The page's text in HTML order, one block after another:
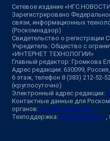
Сетевое издание
Зарегистрировано
связи, информационных
(Роскомнадзор)
Свидетельство о
Учредитель: Общество с
«ИНТЕРНЕТ ТЕХНОЛОГИИ»
Главный редактор: Громкова
Адрес редакции: 630099,
6 этаж, телефон 8 (383) 212-52-
(круглосуточно)
Электронный адрес редакции:
Контактные данные для
органов: juristnsk@shkulev.ru
Техподдержка: help@shkulev.ru